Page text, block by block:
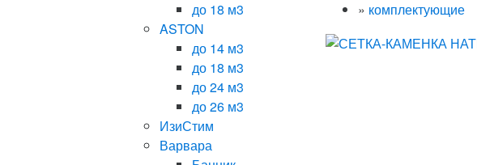
до 18 м3
ASTON
до 14 м3
до 18 м3
до 24 м3
до 26 м3
ИзиСтим
Варвара
» комплектующие